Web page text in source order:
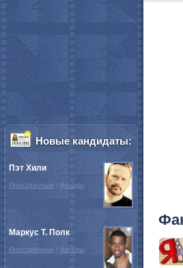
Новые кандидаты:
Пэт Хили
Иностранные / Актёры
Маркус Т. Полк
Иностранные / Актёры